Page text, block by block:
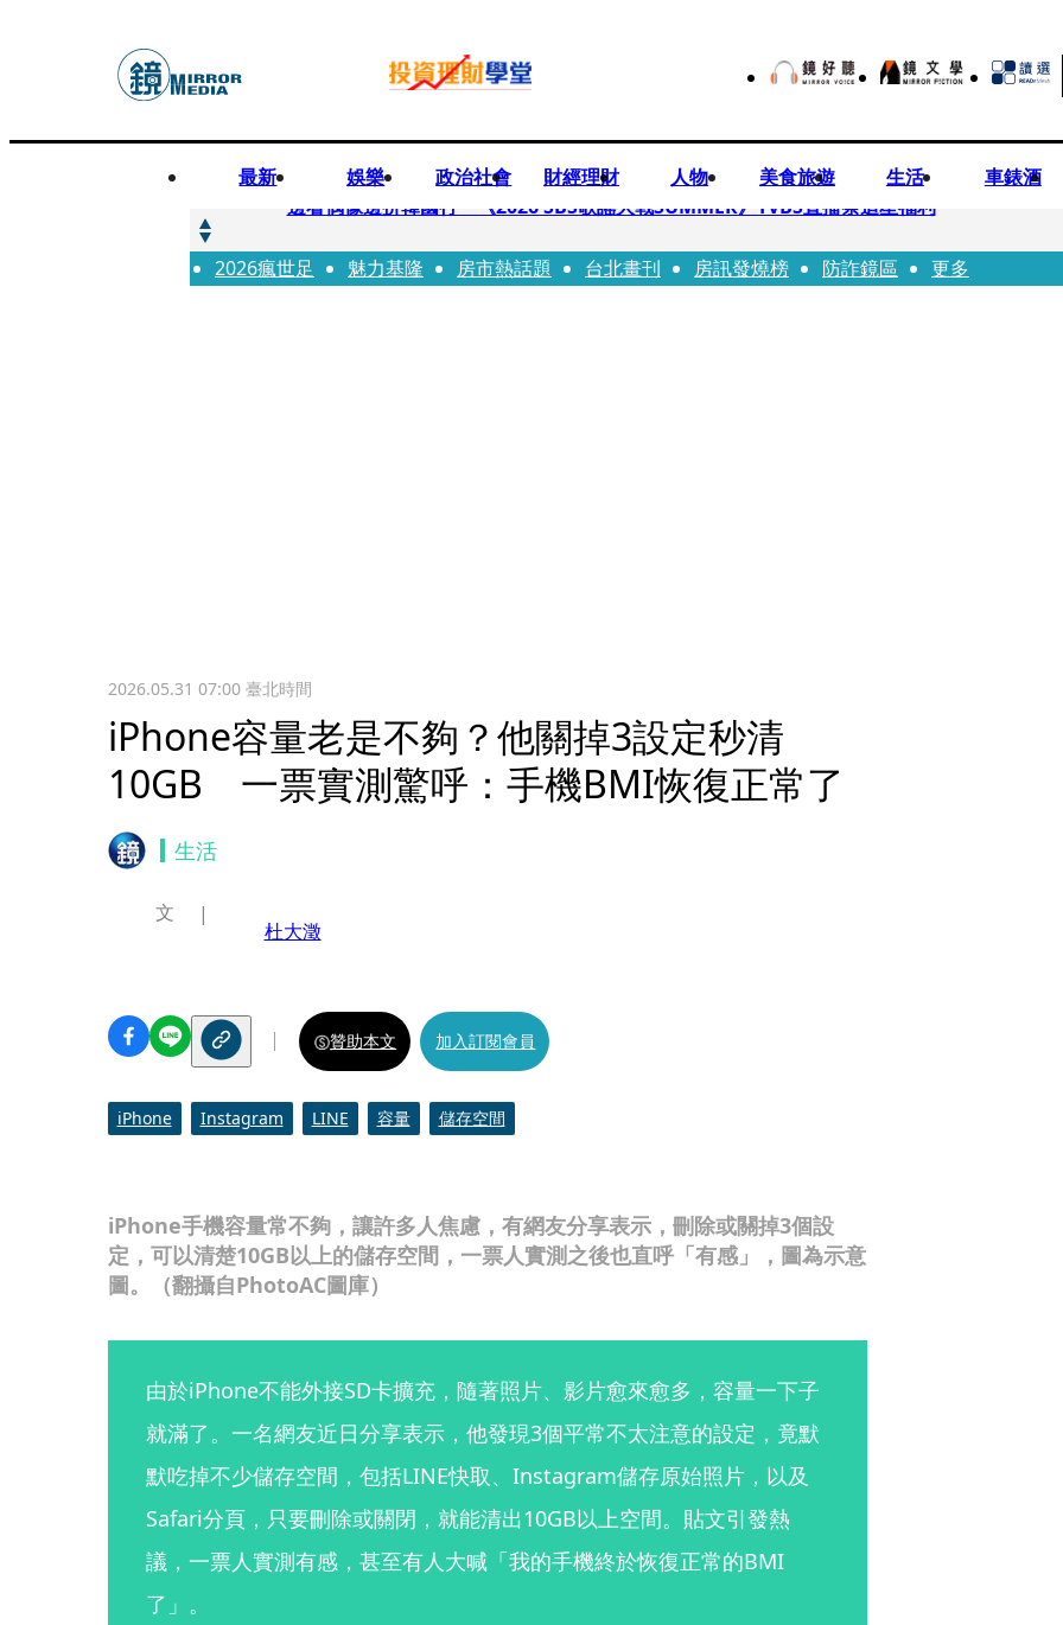
最新 娛樂 政治社會 財經理財 人物 美食旅遊 生活 車錶酒
快訊
邊看偶像邊拚韓國行 《2026 SBS歌謠大戰SUMMER》TVBS直播祭追星福利
快訊
代誌大條火急跳船？ 宏碁派任李文詳接掌兆基屋管2天就喊撤出！
2026瘋世足 魅力基隆 房市熱話題 台北畫刊 房訊發燒榜 防詐鏡區 更多
2026.05.31 07:00臺北時間
iPhone容量老是不夠？他關掉3設定秒清
10GB 一票實測驚呼：手機BMI恢復正常了
生活
iPhone手機容量常不夠，讓許多人焦慮，有網友分享表示，刪除或關掉3個設
定，可以清楚10GB以上的儲存空間，一票人實測之後也直呼「有感」，圖為示意
圖。（翻攝自PhotoAC圖庫）
文
杜大澂
贊助本文 加入訂閱會員
iPhone Instagram LINE 容量 儲存空間
由於iPhone不能外接SD卡擴充，隨著照片、影片愈來愈多，容量一下子
就滿了。一名網友近日分享表示，他發現3個平常不太注意的設定，竟默
默吃掉不少儲存空間，包括LINE快取、Instagram儲存原始照片，以及
Safari分頁，只要刪除或關閉，就能清出10GB以上空間。貼文引發熱
議，一票人實測有感，甚至有人大喊「我的手機終於恢復正常的BMI
了」。